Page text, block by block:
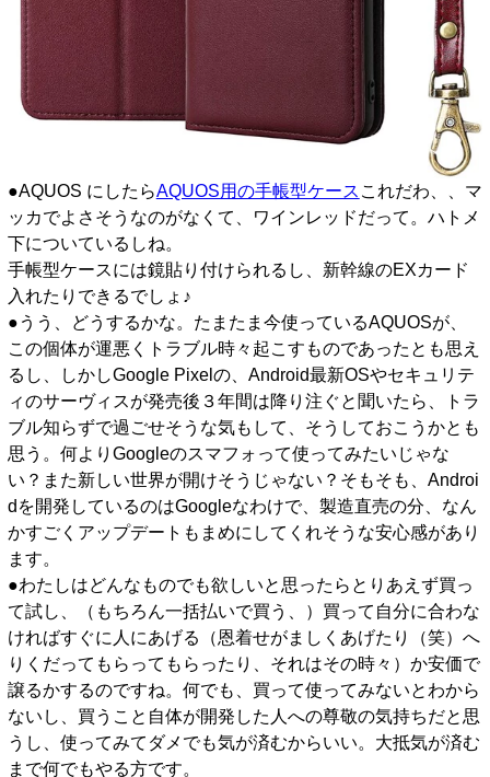
●AQUOS にしたらAQUOS用の手帳型ケース これだわ、、マ
ッカでよさそうなのがなくて、ワインレッドだって。ハトメ
下についているしね。
手帳型ケースには鏡貼り付けられるし、新幹線のEXカード
入れたりできるでしょ♪
●うう、どうするかな。たまたま今使っているAQUOSが、
この個体が運悪くトラブル時々起こすものであったとも思え
るし、しかしGoogle Pixelの、Android最新OSやセキュリテ
ィのサーヴィスが発売後３年間は降り注ぐと聞いたら、トラ
ブル知らずで過ごせそうな気もして、そうしておこうかとも
思う。何よりGoogleのスマフォって使ってみたいじゃな
い？また新しい世界が開けそうじゃない？そもそも、Androi
dを開発しているのはGoogleなわけで、製造直売の分、なん
かすごくアップデートもまめにしてくれそうな安心感があり
ます。
●わたしはどんなものでも欲しいと思ったらとりあえず買っ
て試し、（もちろん一括払いで買う、）買って自分に合わな
ければすぐに人にあげる（恩着せがましくあげたり（笑）へ
りくだってもらってもらったり、それはその時々）か安価で
譲るかするのですね。何でも、買って使ってみないとわから
ないし、買うこと自体が開発した人への尊敬の気持ちだと思
うし、使ってみてダメでも気が済むからいい。大抵気が済む
まで何でもやる方です。